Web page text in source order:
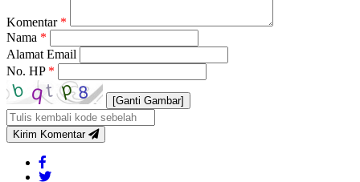
Komentar *
Nama *
Alamat Email
No. HP *
[Ganti Gambar]
Kirim Komentar